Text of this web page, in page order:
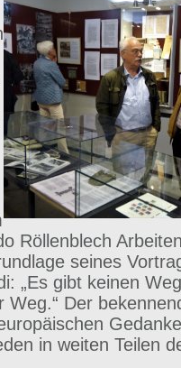
Röllenblech
seines
„Es gibt keinen
Weg.“ Der
in weiten Teilen